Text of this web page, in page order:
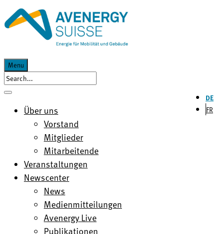
Menu
DE
FR
Über uns
Vorstand
Mitglieder
Mitarbeitende
Veranstaltungen
Newscenter
News
Medienmitteilungen
Avenergy Live
Publikationen